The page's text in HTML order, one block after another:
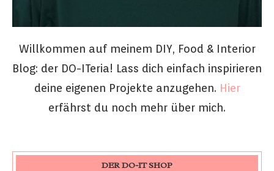
Willkommen auf meinem DIY, Food & Interior
Blog: der DO-ITeria! Lass dich einfach inspirieren
deine eigenen Projekte anzugehen. Hier
erfährst du noch mehr über mich.
DER DO-IT SHOP